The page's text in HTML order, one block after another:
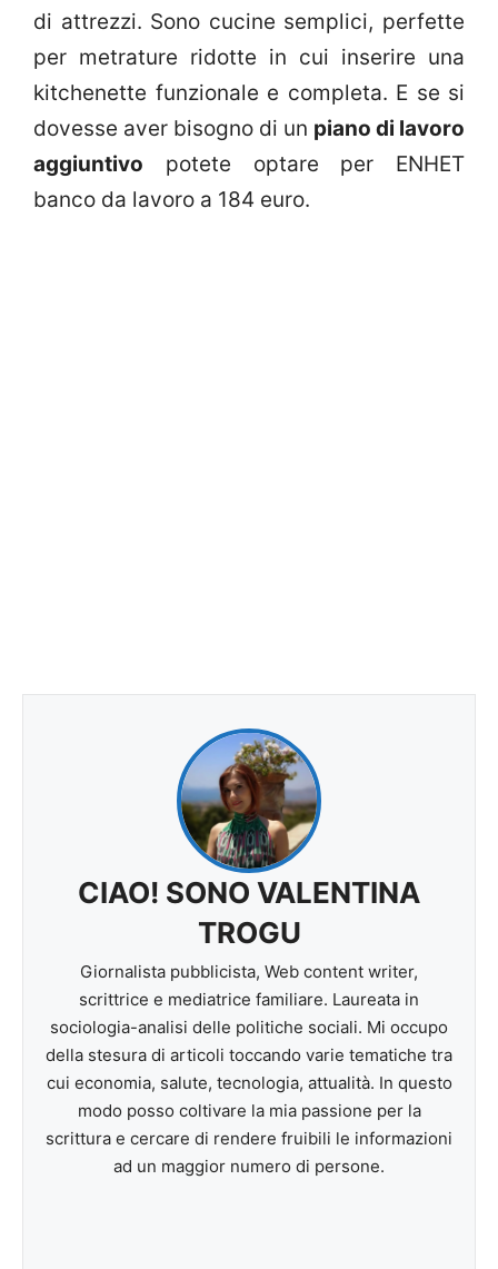
di attrezzi. Sono cucine semplici, perfette
per metrature ridotte in cui inserire una
kitchenette funzionale e completa. E se si
dovesse aver bisogno di un piano di lavoro
aggiuntivo potete optare per ENHET
banco da lavoro a 184 euro.
CIAO! SONO VALENTINA
TROGU
Giornalista pubblicista, Web content writer,
scrittrice e mediatrice familiare. Laureata in
sociologia-analisi delle politiche sociali. Mi occupo
della stesura di articoli toccando varie tematiche tra
cui economia, salute, tecnologia, attualità. In questo
modo posso coltivare la mia passione per la
scrittura e cercare di rendere fruibili le informazioni
ad un maggior numero di persone.